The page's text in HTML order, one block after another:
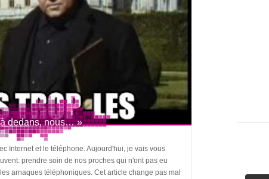
dedans, nous… »
Internet et le téléphone. Aujourd'hui, je vais vous
prendre soin de nos proches qui n'ont pas eu
arnaques téléphoniques. Cet article change pas mal